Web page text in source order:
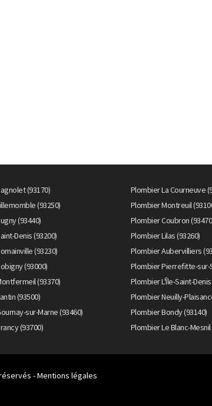
(93170) Plombier La Courneuve
(93250) Plombier Montreuil
(93440) Plombier Coubron
Denis (93200) Plombier Lilas (93260)
(93230) Plombier Aubervilliers
(93000) Plombier Pierrefitte-sur-
(93370) Plombier L'Île-Saint-
(93500) Plombier Neuilly-
sur-Marne (93460) Plombier Bondy (93140)
(93700) Plombier Le Blanc-Mesnil
-Mentions légales